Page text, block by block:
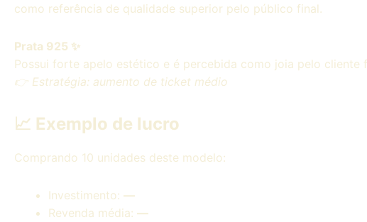
como referência de qualidade superior pelo público final.
Prata 925 ✨
Possui forte apelo estético e é percebida como joia pelo
👉 Estratégia: aumento de ticket médio
📈 Exemplo de lucro
Comprando 10 unidades deste modelo:
Investimento: —
Revenda média: —